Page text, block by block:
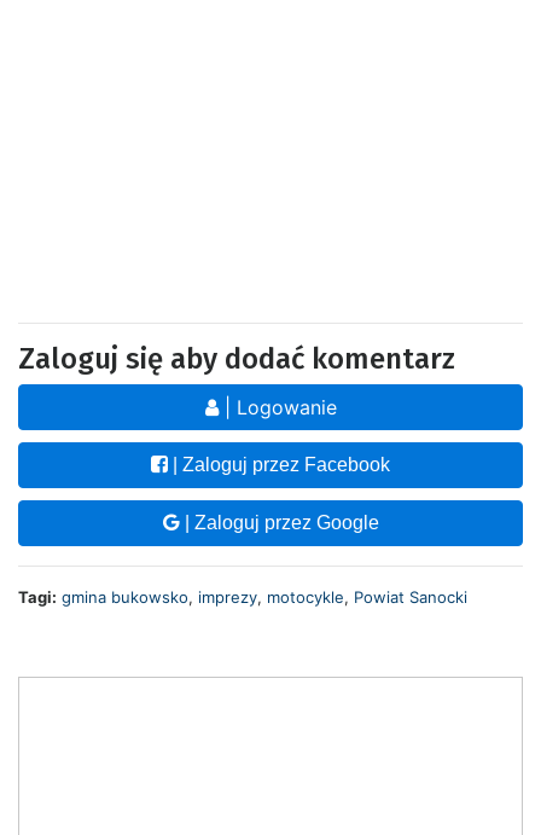
Zaloguj się aby dodać komentarz
| Logowanie
| Zaloguj przez Facebook
| Zaloguj przez Google
Tagi: gmina bukowsko, imprezy, motocykle, Powiat Sanocki